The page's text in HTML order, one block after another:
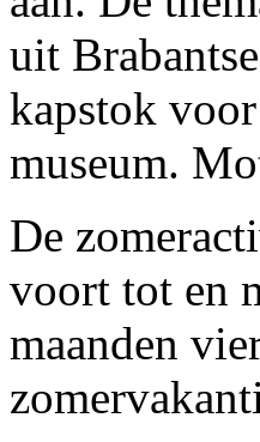
uit
kapstok
museum.
De
voort tot en
maanden